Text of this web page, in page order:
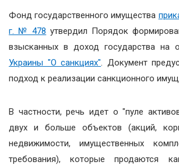
Фонд государственного имущества
г. № 478 утвердил Порядок
взысканных в доход государства на
Украины "О санкциях". Документ
подход к реализации cанкционного
В частности, речь идет о "пуле
двух и больше объектов (акций,
недвижимости, имущественных
требования), которые продаются